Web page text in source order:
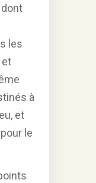
les
et
à
et
le